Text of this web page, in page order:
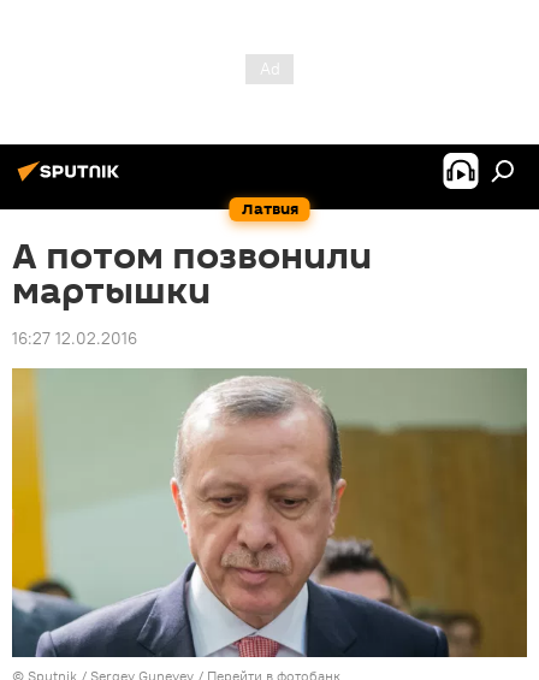
Латвия
А потом позвонили
мартышки
16:27 12.02.2016
© Sputnik / Sergey Guneyev / Перейти в фотобанк